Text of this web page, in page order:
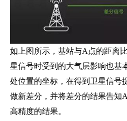
如上图所示，基站与A点的距离
星信号时受到的大气层影响也基
处位置的坐标，在得到卫星信号
做新差分，并将差分的结果告知
高精度的结果。